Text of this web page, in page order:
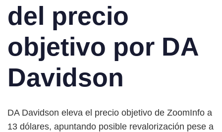
del precio
objetivo por DA
Davidson
DA Davidson eleva el precio objetivo de ZoomInfo a
13 dólares, apuntando posible revalorización pese a